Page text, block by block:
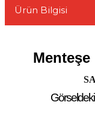
Ürün Bilgisi
Menteşe